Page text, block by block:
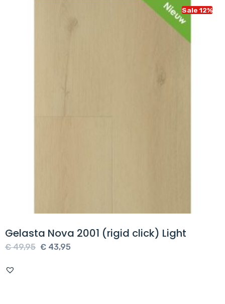
Sale 12%
Gelasta Nova 2001 (rigid click) Light
€49,95 Oorspronkelijke
€ 43,95